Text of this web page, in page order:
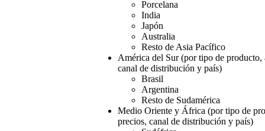
Porcelana
India
Japón
Australia
Resto de Asia Pacífico
América del Sur (por tipo de
canal de distribución y país)
Brasil
Argentina
Resto de Sudamérica
Medio Oriente y África (por tipo de
precios, canal de distribución y país)